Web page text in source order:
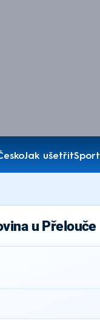
Jak ušetřitSport
u Přelouče